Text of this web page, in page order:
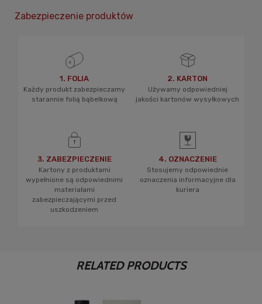
Zabezpieczenie produktów
1. FOLIA
Każdy produkt zabezpieczamy
starannie folią bąbelkową
2. KARTON
Używamy odpowiedniej
jakości kartonów wysyłkowych
3. ZABEZPIECZENIE
Kartony z produktami
wypełnione są odpowiednimi
materiałami
zabezpieczającymi przed
uszkodzeniem
4. OZNACZENIE
Stosujemy odpowiednie
oznaczenia informacyjne dla
kuriera
RELATED PRODUCTS